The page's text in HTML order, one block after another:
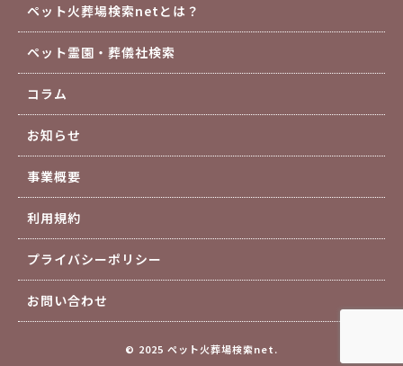
ペット火葬場検索netとは？
ペット霊園・葬儀社検索
コラム
お知らせ
事業概要
利用規約
プライバシーポリシー
お問い合わせ
© 2025 ペット火葬場検索net.